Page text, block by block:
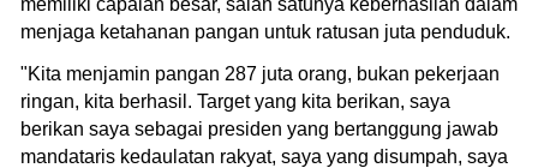
menjaga ketahanan pangan untuk ratusan juta penduduk.
"Kita menjamin pangan 287 juta orang, bukan pekerjaan
ringan, kita berhasil. Target yang kita berikan, saya
berikan saya sebagai presiden yang bertanggung jawab
mandataris kedaulatan rakyat, saya yang disumpah, saya